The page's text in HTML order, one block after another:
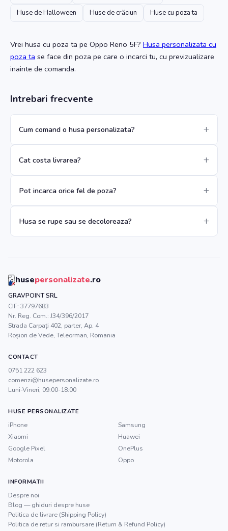
Huse de Halloween
Huse de crăciun Huse cu poza ta
Vrei husa cu poza ta pe Oppo Reno 5F? Husa personalizata cu
poza ta se face din poza pe care o incarci tu, cu previzualizare
inainte de comanda.
Intrebari frecvente
Cum comand o husa personalizata?
Cat costa livrarea?
Pot incarca orice fel de poza?
Husa se rupe sau se decoloreaza?
husepersonalizate.ro
GRAVPOINT SRL
CIF: 37797683
Nr. Reg. Com.: J34/396/2017
Strada Carpați 402, parter, Ap. 4
Roșiori de Vede,Teleorman, Romania
CONTACT
0751 222 623
comenzi@husepersonalizate.ro
Luni-Vineri, 09:00-18:00
HUSE PERSONALIZATE
iPhone
Samsung
Xiaomi
Huawei
Google Pixel
OnePlus
Motorola
Oppo
INFORMATII
Despre noi
Blog — ghiduri despre huse
Politica de livrare (Shipping Policy)
Politica de retur si rambursare (Return & Refund Policy)